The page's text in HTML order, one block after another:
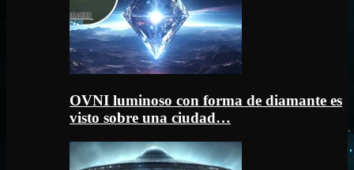
OVNI luminoso con forma de diamante es
visto sobre una ciudad…